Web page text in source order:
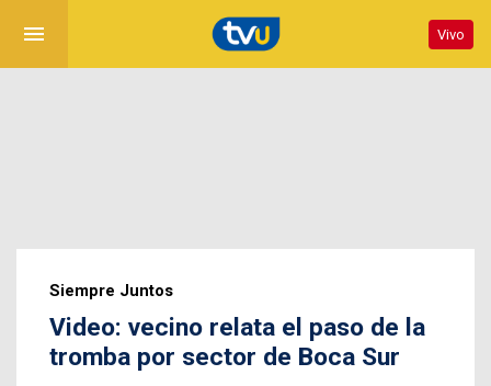
menu Vivo
Siempre Juntos
Video: vecino relata el paso de la
tromba por sector de Boca Sur